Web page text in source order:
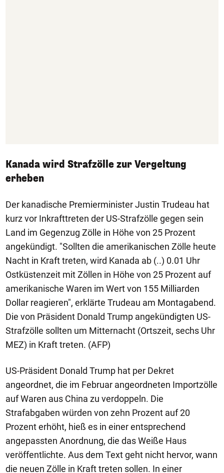
Kanada wird Strafzölle zur Vergeltung
erheben
Der kanadische Premierminister Justin Trudeau hat
kurz vor Inkrafttreten der US-Strafzölle gegen sein
Land im Gegenzug Zölle in Höhe von 25 Prozent
angekündigt. "Sollten die amerikanischen Zölle heute
Nacht in Kraft treten, wird Kanada ab (..) 0.01 Uhr
Ostküstenzeit mit Zöllen in Höhe von 25 Prozent auf
amerikanische Waren im Wert von 155 Milliarden
Dollar reagieren", erklärte Trudeau am Montagabend.
Die von Präsident Donald Trump angekündigten US-
Strafzölle sollten um Mitternacht (Ortszeit, sechs Uhr
MEZ) in Kraft treten. (AFP)
US-Präsident Donald Trump hat per Dekret
angeordnet, die im Februar angeordneten Importzölle
auf Waren aus China zu verdoppeln. Die
Strafabgaben würden von zehn Prozent auf 20
Prozent erhöht, hieß es in einer entsprechend
angepassten Anordnung, die das Weiße Haus
veröffentlichte. Aus dem Text geht nicht hervor, wann
die neuen Zölle in Kraft treten sollen. In einer